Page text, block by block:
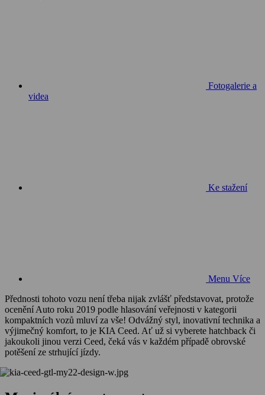
Fotogalerie a
videa
Ke stažení
Menu Více
Přednosti tohoto vozu není třeba nijak zvlášť představovat, protože
ocenění Auto roku 2019 podle hlasování veřejnosti v kategorii
kompaktních vozů mluví za vše! Odvážný styl, inovativní technika a
výjimečný komfort, to je KIA Ceed. Ať už si vyberete hatchback či
jakoukoli jinou verzi Ceed, čeká vás v každém případě obrovské
potěšení ze strhující jízdy.